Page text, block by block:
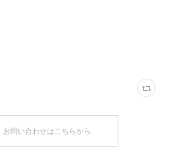
お問い合わせはこちらから